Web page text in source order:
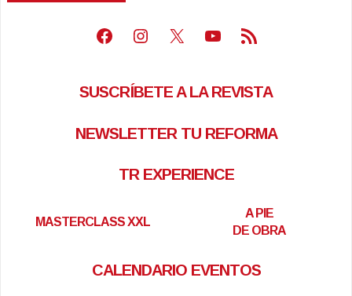
Facebook
Instagram
X Youtube
Feed RSS
SUSCRÍBETE A LA REVISTA
NEWSLETTER TU REFORMA
TR EXPERIENCE
MASTERCLASS XXL
A PIE
DE OBRA
CALENDARIO EVENTOS